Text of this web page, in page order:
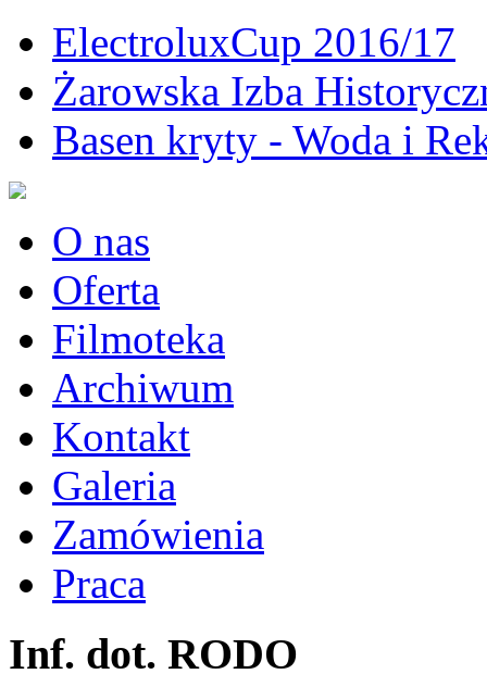
ElectroluxCup 2016/17
Żarowska Izba
Basen kryty - Woda i
O nas
Oferta
Filmoteka
Archiwum
Kontakt
Galeria
Zamówienia
Praca
Inf. dot. RODO